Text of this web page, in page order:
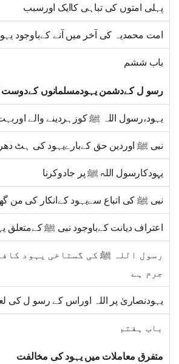
پہلی امتوں کی تباہی کاایک اورسبب
امت محمدیہ کی آخر میں آنے کےباوجود
باب ششم
رسو ل کےدشمن یہودمسلمانوں
یہود،رسول اللہ ﷺ کوزہردینے والے
نبی ﷺ اوردین حق کےبارےیہود کی ہٹ
یہودکارسول اللہ ﷺ پر جادوکرنا
نبی ﷺ کی اتباع سےیہود کےانکار کی من
اعتراف دیانت کےباوجود نبی ﷺ کےمتعلق
رسول اللہ ﷺ کی گستاخی یہود
جرم ہے
یہودنصاریٰ پر اللہ اوراس کے رسو ل کی
باب ہفتم
متفرق معاملات میں یہود کی مخالفت